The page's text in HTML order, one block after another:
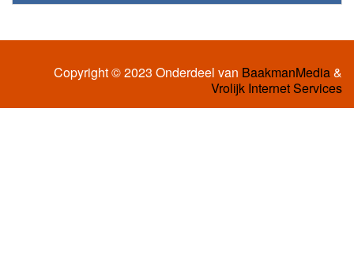
Copyright © 2023 Onderdeel van BaakmanMedia&
Vrolijk Internet Services